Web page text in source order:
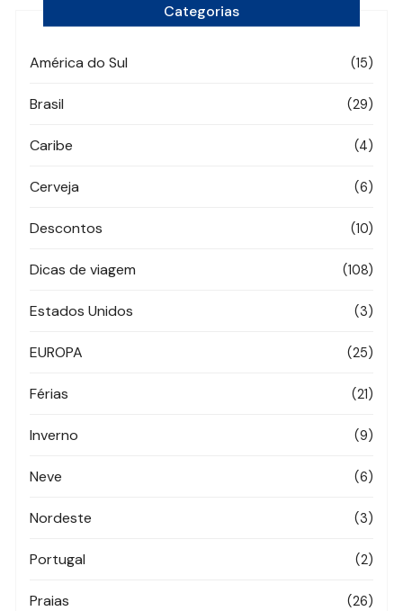
Categorias
América do Sul (15)
Brasil (29)
Caribe (4)
Cerveja (6)
Descontos (10)
Dicas de viagem (108)
Estados Unidos (3)
EUROPA (25)
Férias (21)
Inverno (9)
Neve (6)
Nordeste (3)
Portugal (2)
Praias (26)